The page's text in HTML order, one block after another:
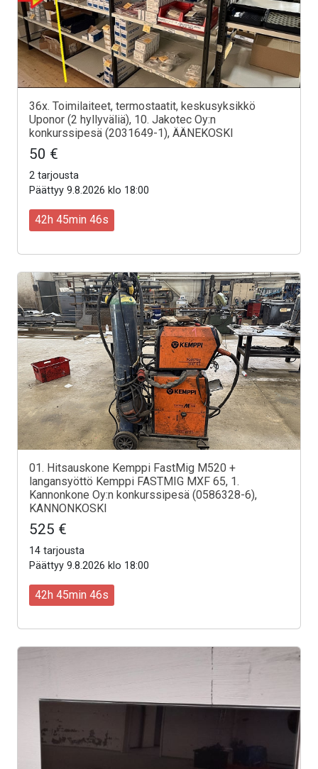
36x. Toimilaiteet, termostaatit, keskusyksikkö
Uponor (2 hyllyväliä), 10. Jakotec Oy:n
konkurssipesä (2031649-1), ÄÄNEKOSKI
50 €
2 tarjousta
Päättyy 9.8.2026 klo 18:00
42h 45min 44s
01. Hitsauskone Kemppi FastMig M520 +
langansyöttö Kemppi FASTMIG MXF 65, 1.
Kannonkone Oy:n konkurssipesä (0586328-6),
KANNONKOSKI
525 €
14 tarjousta
Päättyy 9.8.2026 klo 18:00
42h 45min 44s